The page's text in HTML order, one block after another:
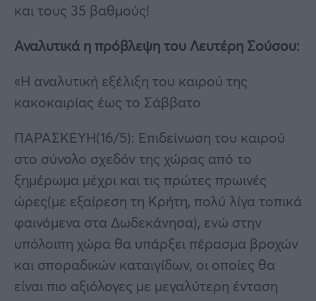
και τους 35 βαθμούς!
Αναλυτικά η πρόβλεψη του Λευτέρη Σούσου:
«Η αναλυτική εξέλιξη του καιρού της
κακοκαιρίας έως το Σάββατο
ΠΑΡΑΣΚΕΥΗ(16/5): Επιδείνωση του καιρού
στο σύνολο σχεδόν της χώρας από το
ξημέρωμα μέχρι και τις πρώτες πρωινές
ώρες(με εξαίρεση τη Κρήτη, πολύ λίγα τοπικά
φαινόμενα στα Δωδεκάνησα), ενώ στην
υπόλοιπη χώρα θα υπάρξει πέρασμα βροχών
και σποραδικών καταιγίδων, οι οποίες θα
είναι πιο αξιόλογες με μεγαλύτερη ένταση